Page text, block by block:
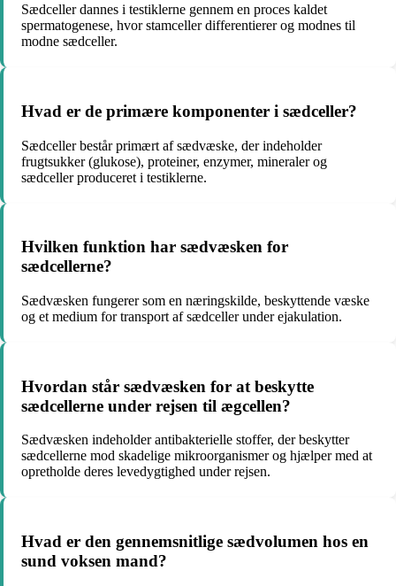
Sædceller dannes i testiklerne gennem en proces kaldet
spermatogenese, hvor stamceller differentierer og modnes til
modne sædceller.
Hvad er de primære komponenter i sædceller?
Sædceller består primært af sædvæske, der indeholder
frugtsukker (glukose), proteiner, enzymer, mineraler og
sædceller produceret i testiklerne.
Hvilken funktion har sædvæsken for
sædcellerne?
Sædvæsken fungerer som en næringskilde, beskyttende væske
og et medium for transport af sædceller under ejakulation.
Hvordan står sædvæsken for at beskytte
sædcellerne under rejsen til ægcellen?
Sædvæsken indeholder antibakterielle stoffer, der beskytter
sædcellerne mod skadelige mikroorganismer og hjælper med at
opretholde deres levedygtighed under rejsen.
Hvad er den gennemsnitlige sædvolumen hos en
sund voksen mand?